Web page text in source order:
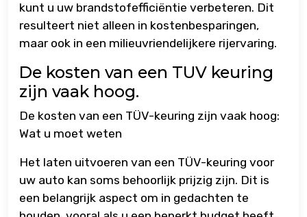
kunt u uw brandstofefficiëntie verbeteren. Dit
resulteert niet alleen in kostenbesparingen,
maar ook in een milieuvriendelijkere rijervaring.
De kosten van een TUV keuring
zijn vaak hoog.
De kosten van een TÜV-keuring zijn vaak hoog:
Wat u moet weten
Het laten uitvoeren van een TÜV-keuring voor
uw auto kan soms behoorlijk prijzig zijn. Dit is
een belangrijk aspect om in gedachten te